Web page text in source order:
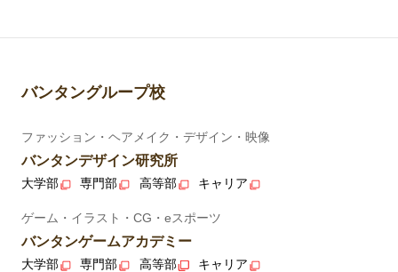
バンタングループ校
ファッション・ヘアメイク・デザイン・映像
バンタンデザイン研究所
大学部 専門部 高等部 キャリア
ゲーム・イラスト・CG・eスポーツ
バンタンゲームアカデミー
大学部 専門部 高等部 キャリア